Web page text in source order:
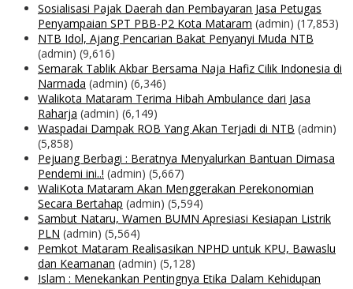
Sosialisasi Pajak Daerah dan Pembayaran Jasa Petugas
Penyampaian SPT PBB-P2 Kota Mataram (admin) (17,853)
NTB Idol, Ajang Pencarian Bakat Penyanyi Muda NTB
(admin) (9,616)
Semarak Tablik Akbar Bersama Naja Hafiz Cilik Indonesia di
Narmada (admin) (6,346)
Walikota Mataram Terima Hibah Ambulance dari Jasa
Raharja (admin) (6,149)
Waspadai Dampak ROB Yang Akan Terjadi di NTB (admin)
(5,858)
Pejuang Berbagi : Beratnya Menyalurkan Bantuan Dimasa
Pendemi ini..! (admin) (5,667)
WaliKota Mataram Akan Menggerakan Perekonomian
Secara Bertahap (admin) (5,594)
Sambut Nataru, Wamen BUMN Apresiasi Kesiapan Listrik
PLN (admin) (5,564)
Pemkot Mataram Realisasikan NPHD untuk KPU, Bawaslu
dan Keamanan (admin) (5,128)
Islam : Menekankan Pentingnya Etika Dalam Kehidupan